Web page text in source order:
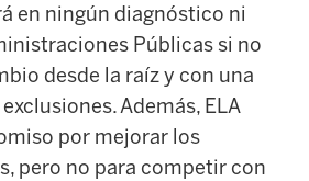
en ningún diagnóstico ni
Públicas si no
desde la raíz y con una
Además, ELA
por mejorar los
pero no para competir con